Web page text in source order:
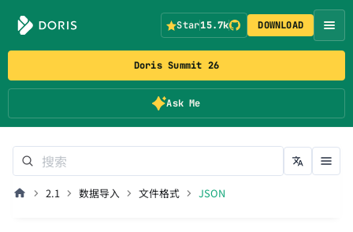
Doris Summit 26
Ask Me
Star15.7k DOWNLOAD
2.1 数据导入 文件格式 JSON